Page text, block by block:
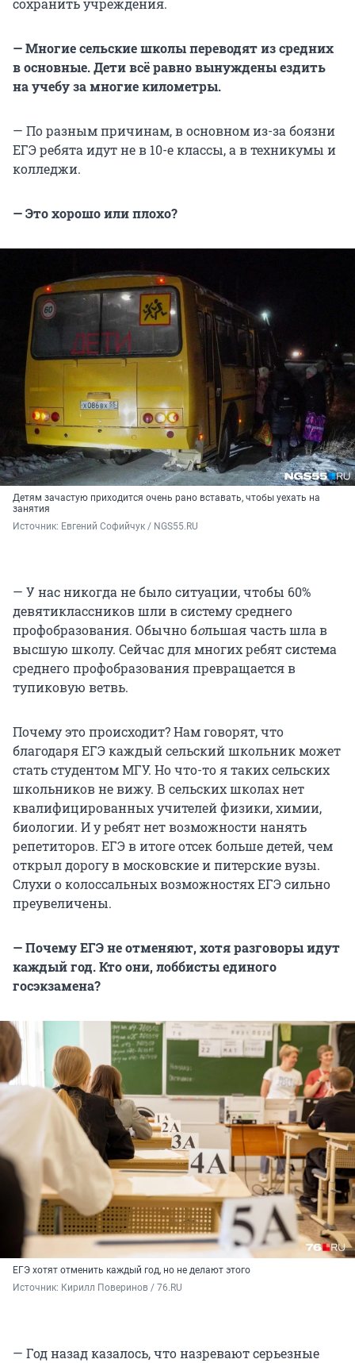
сохранить учреждения.
— Многие сельские школы переводят из средних
в основные. Дети всё равно вынуждены ездить
на учебу за многие километры.
— По разным причинам, в основном из-за боязни
ЕГЭ ребята идут не в 10-е классы, а в техникумы и
колледжи.
— Это хорошо или плохо?
Детям зачастую приходится очень рано вставать, чтобы уехать на
занятия
Источник: Евгений Софийчук / NGS55.RU
— У нас никогда не было ситуации, чтобы 60%
девятиклассников шли в систему среднего
профобразования. Обычно большая часть шла в
высшую школу. Сейчас для многих ребят система
среднего профобразования превращается в
тупиковую ветвь.
Почему это происходит? Нам говорят, что
благодаря ЕГЭ каждый сельский школьник может
стать студентом МГУ. Но что-то я таких сельских
школьников не вижу. В сельских школах нет
квалифицированных учителей физики, химии,
биологии. И у ребят нет возможности нанять
репетиторов. ЕГЭ в итоге отсек больше детей, чем
открыл дорогу в московские и питерские вузы.
Слухи о колоссальных возможностях ЕГЭ сильно
преувеличены.
— Почему ЕГЭ не отменяют, хотя разговоры идут
каждый год. Кто они, лоббисты единого
госэкзамена?
ЕГЭ хотят отменить каждый год, но не делают этого
Источник: Кирилл Поверинов / 76.RU
— Год назад казалось, что назревают серьезные